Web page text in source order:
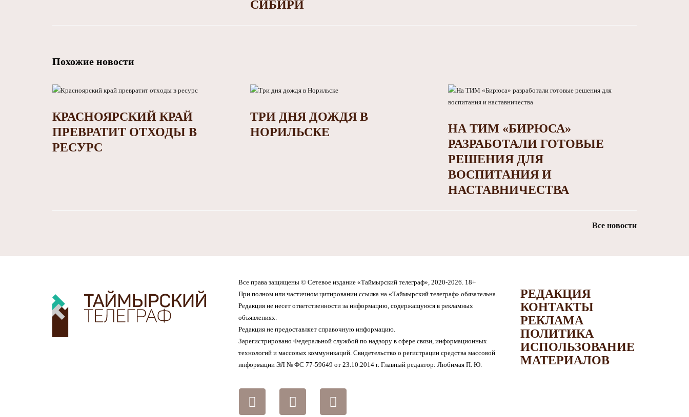
СИБИРИ
Похожие новости
КРАСНОЯРСКИЙ КРАЙ
ПРЕВРАТИТ ОТХОДЫ В
РЕСУРС
ТРИ ДНЯ ДОЖДЯ В
НОРИЛЬСКЕ
НА ТИМ «БИРЮСА»
РАЗРАБОТАЛИ ГОТОВЫЕ
РЕШЕНИЯ ДЛЯ
ВОСПИТАНИЯ И
НАСТАВНИЧЕСТВА
Все новости
Все права защищены © Сетевое издание «Таймырский телеграф», 2020-2026. 18+
При полном или частичном цитировании ссылка на «Таймырский телеграф» обязательна.
Редакция не несет ответственности за информацию, содержащуюся в рекламных
объявлениях.
Редакция не предоставляет справочную информацию.
Зарегистрировано Федеральной службой по надзору в сфере связи, информационных
технологий и массовых коммуникаций. Свидетельство о регистрации средства массовой
информации ЭЛ № ФС 77-59649 от 23.10.2014 г. Главный редактор: Любимая П. Ю.
РЕДАКЦИЯ
КОНТАКТЫ
РЕКЛАМА
ПОЛИТИКА
ИСПОЛЬЗОВАНИЕ
МАТЕРИАЛОВ